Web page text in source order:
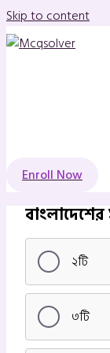
Skip to content
Enroll Now
২টি
৩টি